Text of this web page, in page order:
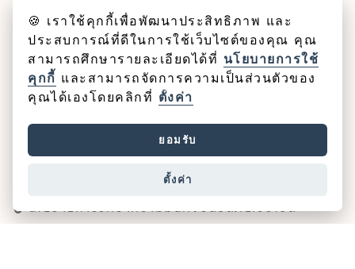
ลิขสิทธิ์ © 2025 คณะศิลปศาสตร์ มหาวิทยาลัยพะเยา
Cookie
นโยบายคุกกี้
นโยบายคุ้มครองข้อมูลส่วนบุคคล
นโยบายการรักษาความมั่นคงปลอดภัยเว็บไซต์
🍪 เราใช้คุกกี้เพื่อพัฒนาประสิทธิภาพ และ
ประสบการณ์ที่ดีในการใช้เว็บไซต์ของคุณ คุณ
สามารถศึกษารายละเอียดได้ที่ นโยบายการใช้
คุกกี้ และสามารถจัดการความเป็นส่วนตัวของ
คุณได้เองโดยคลิกที่ ตั้งค่า
ยอมรับ
ตั้งค่า